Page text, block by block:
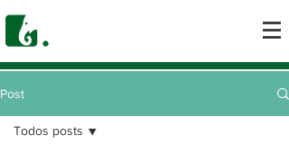
Post
Todos posts